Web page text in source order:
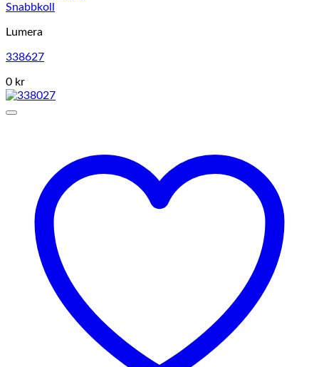
Snabbkoll
Lumera
338627
0 kr